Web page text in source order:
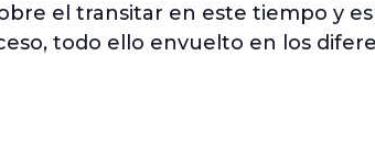
el transitar en este tiempo y
todo ello envuelto en los